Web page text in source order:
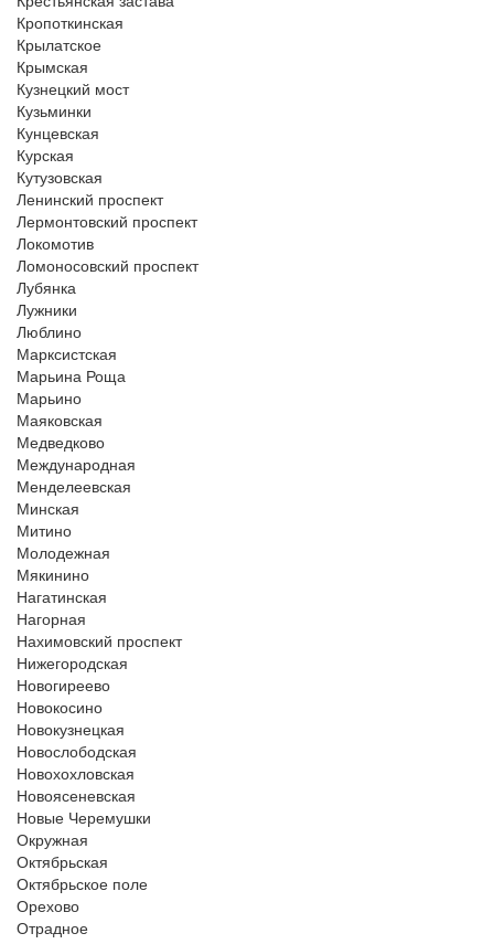
Кропоткинская
Крылатское
Крымская
Кузнецкий мост
Кузьминки
Кунцевская
Курская
Кутузовская
Ленинский проспект
Лермонтовский проспект
Локомотив
Ломоносовский проспект
Лубянка
Лужники
Люблино
Марксистская
Марьина Роща
Марьино
Маяковская
Медведково
Международная
Менделеевская
Минская
Митино
Молодежная
Мякинино
Нагатинская
Нагорная
Нахимовский проспект
Нижегородская
Новогиреево
Новокосино
Новокузнецкая
Новослободская
Новохохловская
Новоясеневская
Новые Черемушки
Окружная
Октябрьская
Октябрьское поле
Орехово
Отрадное